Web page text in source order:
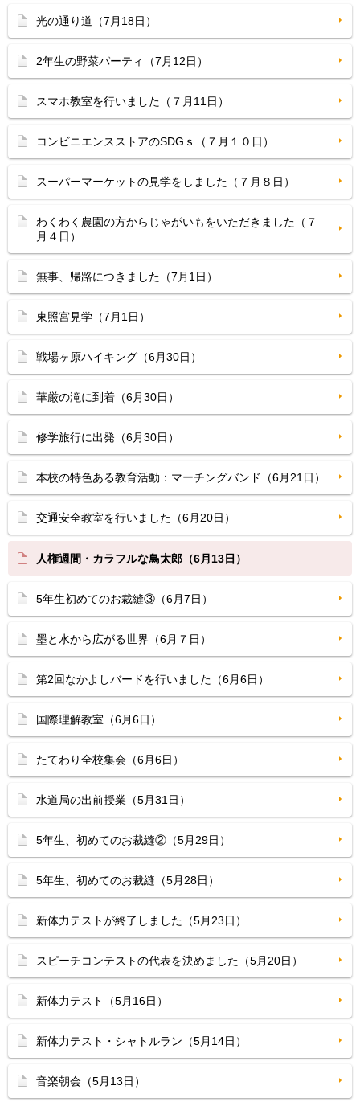
光の通り道（7月18日）
2年生の野菜パーティ（7月12日）
スマホ教室を行いました（７月11日）
コンビニエンスストアのSDGｓ（７月１０日）
スーパーマーケットの見学をしました（７月８日）
わくわく農園の方からじゃがいもをいただきました（７
月４日）
無事、帰路につきました（7月1日）
東照宮見学（7月1日）
戦場ヶ原ハイキング（6月30日）
華厳の滝に到着（6月30日）
修学旅行に出発（6月30日）
本校の特色ある教育活動：マーチングバンド（6月21日）
交通安全教室を行いました（6月20日）
人権週間・カラフルな鳥太郎（6月13日）
5年生初めてのお裁縫③（6月7日）
墨と水から広がる世界（6月７日）
第2回なかよしバードを行いました（6月6日）
国際理解教室（6月6日）
たてわり全校集会（6月6日）
水道局の出前授業（5月31日）
5年生、初めてのお裁縫②（5月29日）
5年生、初めてのお裁縫（5月28日）
新体力テストが終了しました（5月23日）
スピーチコンテストの代表を決めました（5月20日）
新体力テスト（5月16日）
新体力テスト・シャトルラン（5月14日）
音楽朝会（5月13日）